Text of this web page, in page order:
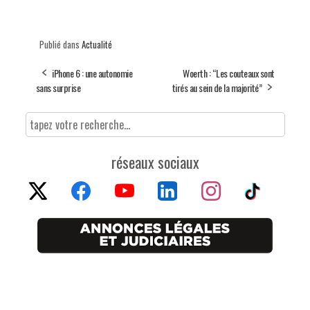
Publié dans Actualité
iPhone 6 : une autonomie
sans surprise
Woerth : “Les couteaux sont
tirés au sein de la majorité”
réseaux sociaux